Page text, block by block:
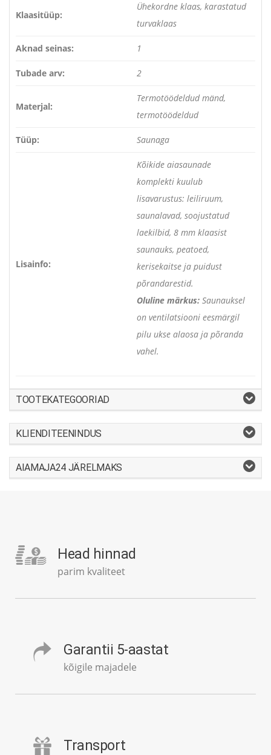
Klaasitüüp:
Ühekordne klaas, karastatud
turvaklaas
Aknad seinas: 1
Tubade arv: 2
Materjal:
Termotöödeldud mänd,
termotöödeldud
Tüüp: Saunaga
Lisainfo:
Kõikide aiasaunade
komplekti kuulub
lisavarustus: leiliruum,
saunalavad, soojustatud
laekilbid, 8 mm klaasist
saunauks, peatoed,
kerisekaitse ja puidust
põrandarestid.
Oluline märkus: Saunauksel
on ventilatsiooni eesmärgil
pilu ukse alaosa ja põranda
vahel.
TOOTEKATEGOORIAD
KLIENDITEENINDUS
AIAMAJA24 JÄRELMAKS
Head hinnad
parim kvaliteet
Garantii 5-aastat
kõigile majadele
Transport